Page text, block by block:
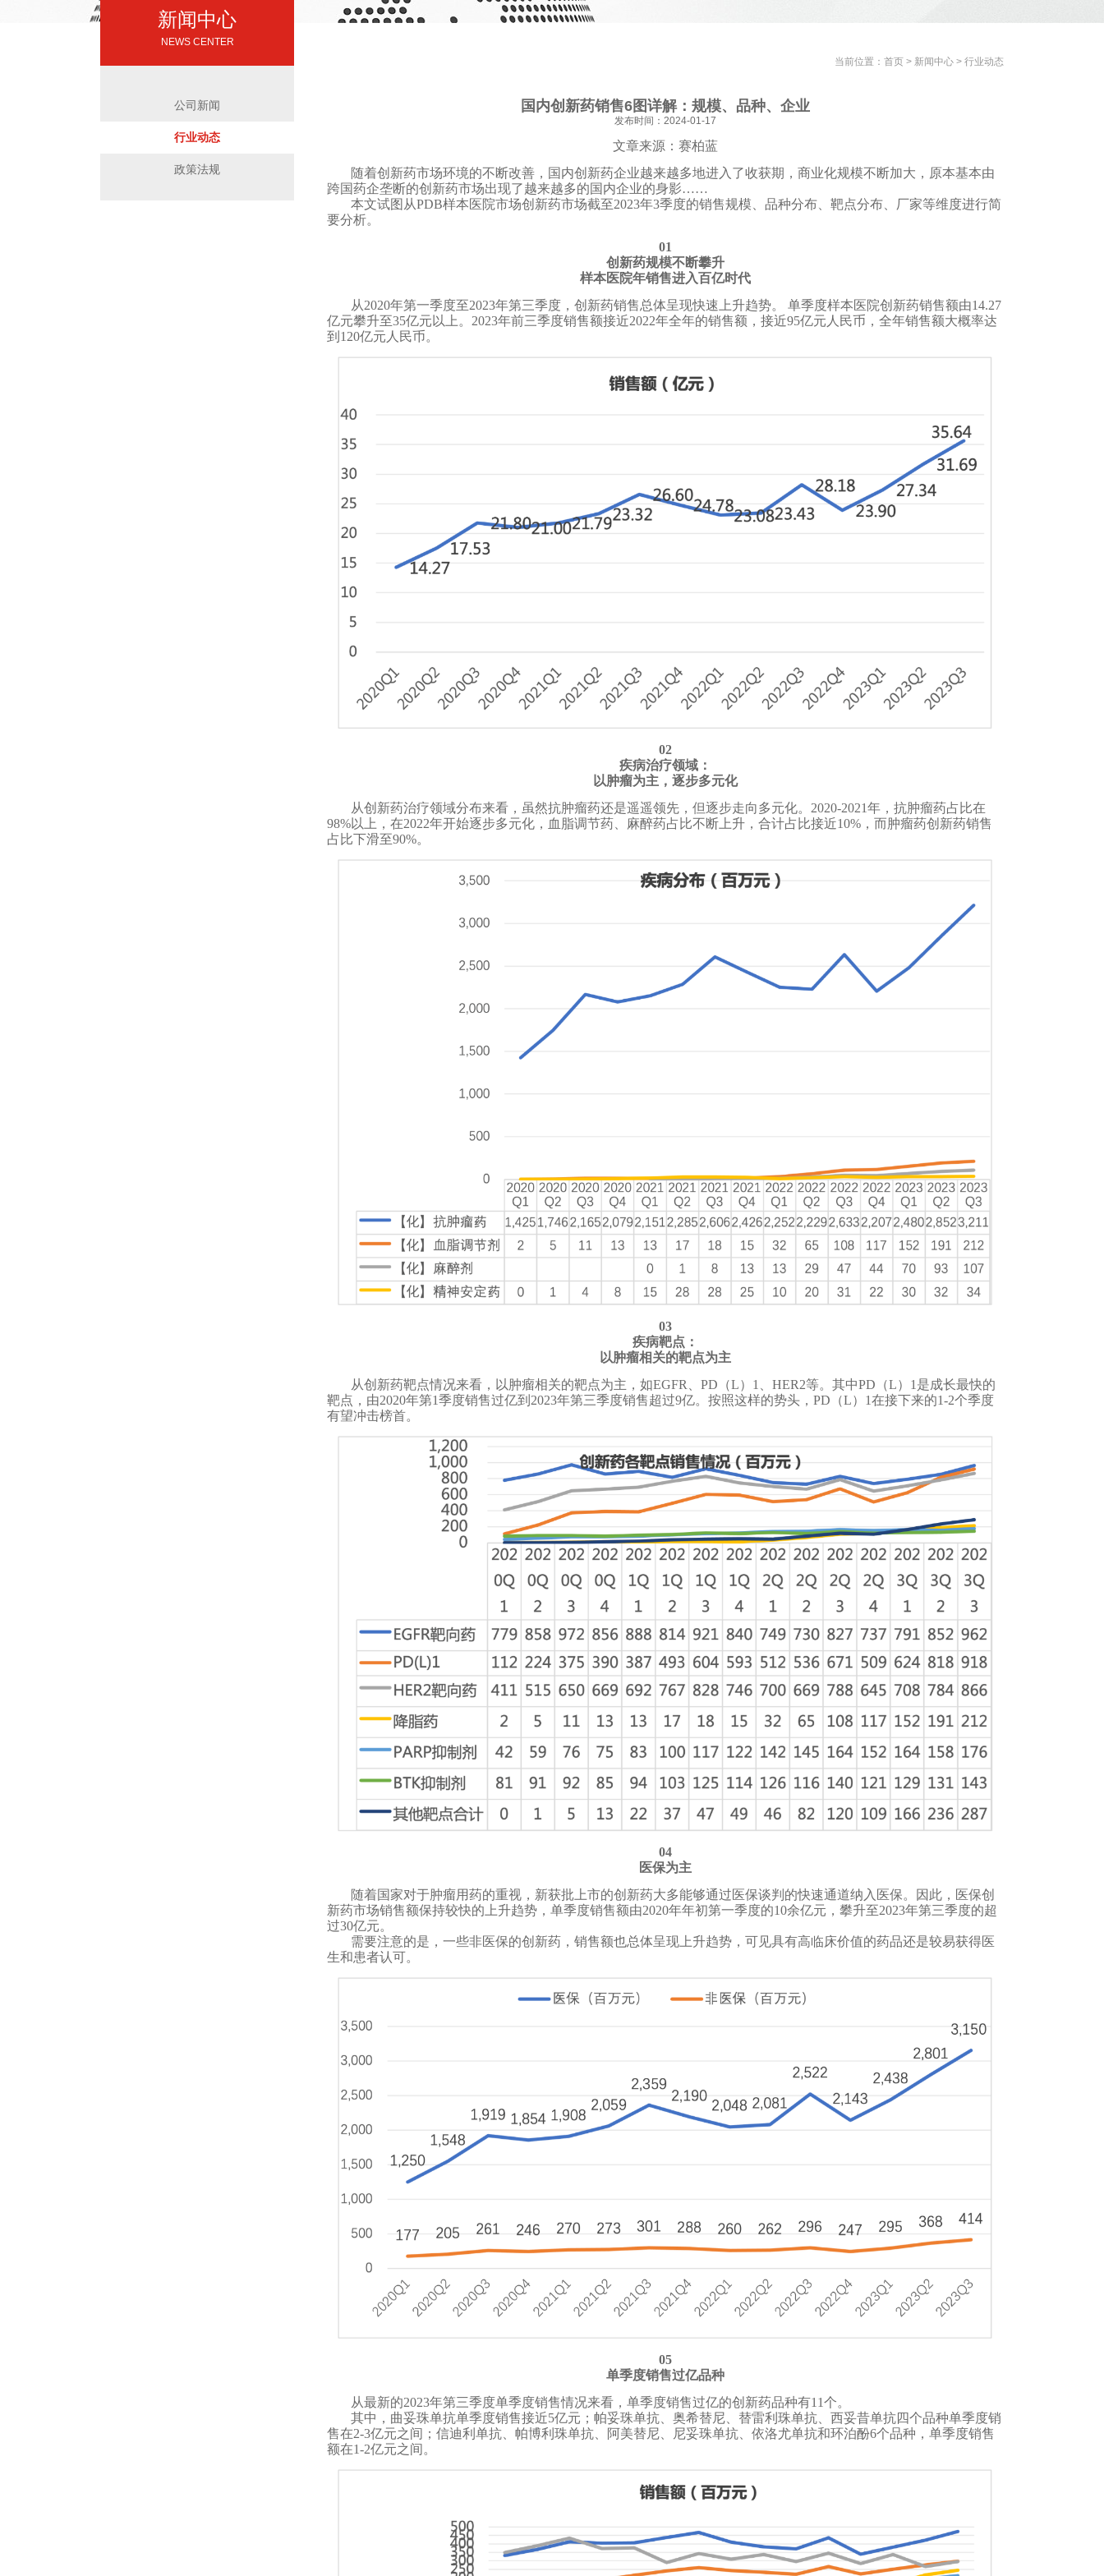
新闻中心
NEWS CENTER
公司新闻
行业动态
政策法规
当前位置： 首页 > 新闻中心 > 行业动态
国内创新药销售6图详解：规模、品种、企业
发布时间：2024-01-17
文章来源：赛柏蓝
随着创新药市场环境的不断改善，国内创新药企业越来越多地进入了收获期，商业化规模不断加大，原本基本由
跨国药企垄断的创新药市场出现了越来越多的国内企业的身影……
本文试图从PDB样本医院市场创新药市场截至2023年3季度的销售规模、品种分布、靶点分布、厂家等维度进行简
要分析。
01
创新药规模不断攀升
样本医院年销售进入百亿时代
从2020年第一季度至2023年第三季度，创新药销售总体呈现快速上升趋势。 单季度样本医院创新药销售额由14.27
亿元攀升至35亿元以上。2023年前三季度销售额接近2022年全年的销售额，接近95亿元人民币，全年销售额大概率达
到120亿元人民币。
02
疾病治疗领域：
以肿瘤为主，逐步多元化
从创新药治疗领域分布来看，虽然抗肿瘤药还是遥遥领先，但逐步走向多元化。2020-2021年，抗肿瘤药占比在
98%以上，在2022年开始逐步多元化，血脂调节药、麻醉药占比不断上升，合计占比接近10%，而肿瘤药创新药销售
占比下滑至90%。
03
疾病靶点：
以肿瘤相关的靶点为主
从创新药靶点情况来看，以肿瘤相关的靶点为主，如EGFR、PD（L）1、HER2等。其中PD（L）1是成长最快的
靶点，由2020年第1季度销售过亿到2023年第三季度销售超过9亿。按照这样的势头，PD（L）1在接下来的1-2个季度
有望冲击榜首。
04
医保为主
随着国家对于肿瘤用药的重视，新获批上市的创新药大多能够通过医保谈判的快速通道纳入医保。因此，医保创
新药市场销售额保持较快的上升趋势，单季度销售额由2020年年初第一季度的10余亿元，攀升至2023年第三季度的超
过30亿元。
需要注意的是，一些非医保的创新药，销售额也总体呈现上升趋势，可见具有高临床价值的药品还是较易获得医
生和患者认可。
05
单季度销售过亿品种
从最新的2023年第三季度单季度销售情况来看，单季度销售过亿的创新药品种有11个。
其中，曲妥珠单抗单季度销售接近5亿元；帕妥珠单抗、奥希替尼、替雷利珠单抗、西妥昔单抗四个品种单季度销
售在2-3亿元之间；信迪利单抗、帕博利珠单抗、阿美替尼、尼妥珠单抗、依洛尤单抗和环泊酚6个品种，单季度销售
额在1-2亿元之间。